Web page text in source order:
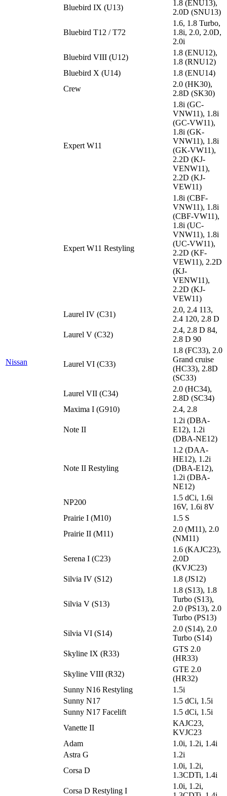
Nissan
Bluebird IX (U13)
1.8 (ENU13),
2.0D (SNU13)
Bluebird T12 / T72
1.6, 1.8 Turbo,
1.8i, 2.0, 2.0D,
2.0i
Bluebird VIII (U12)
1.8 (ENU12),
1.8 (RNU12)
Bluebird X (U14)
1.8 (ENU14)
Crew
2.0 (HK30),
2.8D (SK30)
Expert W11
1.8i (GC-
VNW11), 1.8i
(GC-VW11),
1.8i (GK-
VNW11), 1.8i
(GK-VW11),
2.2D (KJ-
VENW11),
2.2D (KJ-
VEW11)
Expert W11 Restyling
1.8i (CBF-
VNW11), 1.8i
(CBF-VW11),
1.8i (UC-
VNW11), 1.8i
(UC-VW11),
2.2D (KF-
VEW11), 2.2D
(KJ-
VENW11),
2.2D (KJ-
VEW11)
Laurel IV (C31)
2.0, 2.4 113,
2.4 120, 2.8 D
Laurel V (C32)
2.4, 2.8 D 84,
2.8 D 90
Laurel VI (C33)
1.8 (FC33), 2.0
Grand cruise
(HC33), 2.8D
(SC33)
Laurel VII (C34)
2.0 (HC34),
2.8D (SC34)
Maxima I (G910)
2.4, 2.8
Note II
1.2i (DBA-
E12), 1.2i
(DBA-NE12)
Note II Restyling
1.2 (DAA-
HE12), 1.2i
(DBA-E12),
1.2i (DBA-
NE12)
NP200
1.5 dCi, 1.6i
16V, 1.6i 8V
Prairie I (M10)
1.5 S
Prairie II (M11)
2.0 (M11), 2.0
(NM11)
Serena I (C23)
1.6 (KAJC23),
2.0D
(KVJC23)
Silvia IV (S12)
1.8 (JS12)
Silvia V (S13)
1.8 (S13), 1.8
Turbo (S13),
2.0 (PS13), 2.0
Turbo (PS13)
Silvia VI (S14)
2.0 (S14), 2.0
Turbo (S14)
Skyline IX (R33)
GTS 2.0
(HR33)
Skyline VIII (R32)
GTE 2.0
(HR32)
Sunny N16 Restyling
1.5i
Sunny N17
1.5 dCi, 1.5i
Sunny N17 Facelift
1.5 dCi, 1.5i
Vanette II
KAJC23,
KVJC23
Adam
1.0i, 1.2i, 1.4i
Astra G
1.2i
Corsa D
1.0i, 1.2i,
1.3CDTi, 1.4i
Corsa D Restyling I
1.0i, 1.2i,